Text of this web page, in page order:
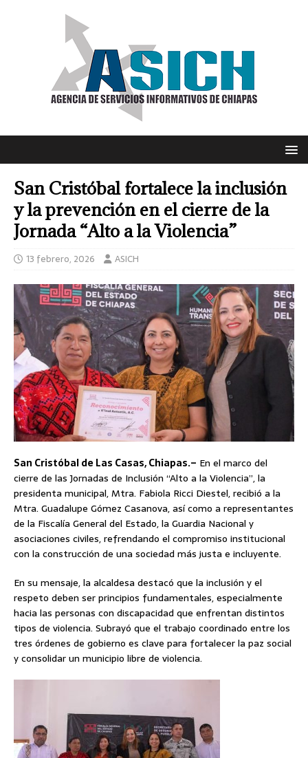
San Cristóbal fortalece la inclusión
y la prevención en el cierre de la
Jornada “Alto a la Violencia”
13 febrero, 2026 ASICH
San Cristóbal de Las Casas, Chiapas.– En el marco del
cierre de las Jornadas de Inclusión “Alto a la Violencia”, la
presidenta municipal, Mtra. Fabiola Ricci Diestel, recibió a la
Mtra. Guadalupe Gómez Casanova, así como a representantes
de la Fiscalía General del Estado, la Guardia Nacional y
asociaciones civiles, refrendando el compromiso institucional
con la construcción de una sociedad más justa e incluyente.
En su mensaje, la alcaldesa destacó que la inclusión y el
respeto deben ser principios fundamentales, especialmente
hacia las personas con discapacidad que enfrentan distintos
tipos de violencia. Subrayó que el trabajo coordinado entre los
tres órdenes de gobierno es clave para fortalecer la paz social
y consolidar un municipio libre de violencia.